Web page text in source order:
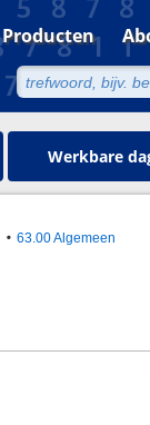
Producten
Werkbare
63.00 Algemeen